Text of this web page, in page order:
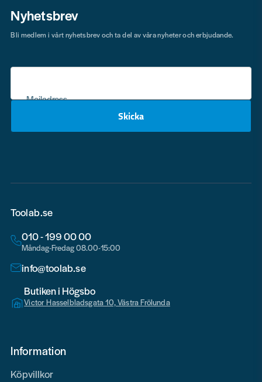
Nyhetsbrev
Mejladress
Skicka
Bli medlem i vårt nyhetsbrev och ta del av våra nyheter och erbjudande.
Toolab.se
010 - 199 00 00
Måndag-Fredag 08.00-15:00
info@toolab.se
Butiken i Högsbo
Victor Hasselbladsgata 10, Västra Frölunda
Information
Köpvillkor